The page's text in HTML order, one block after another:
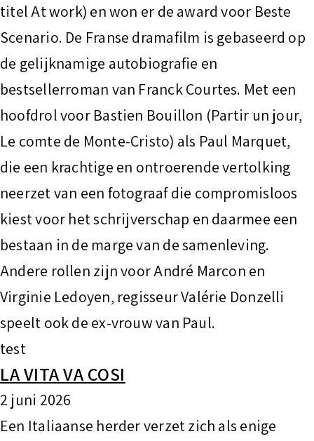
titel At work) en won er de award voor Beste
Scenario. De Franse dramafilm is gebaseerd op
de gelijknamige autobiografie en
bestsellerroman van Franck Courtes. Met een
hoofdrol voor Bastien Bouillon (Partir un jour,
Le comte de Monte-Cristo) als Paul Marquet,
die een krachtige en ontroerende vertolking
neerzet van een fotograaf die compromisloos
kiest voor het schrijverschap en daarmee een
bestaan in de marge van de samenleving.
Andere rollen zijn voor André Marcon en
Virginie Ledoyen, regisseur Valérie Donzelli
speelt ook de ex-vrouw van Paul.
test
LA VITA VA COSI
2 juni 2026
Een Italiaanse herder verzet zich als enige